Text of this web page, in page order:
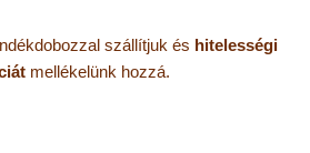
szállítjuk és hitelességi
mellékelünk hozzá.